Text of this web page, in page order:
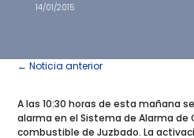
14/01/2015
←Noticia anterior
A las 10:30 horas de esta mañana
alarma en el Sistema de Alarma de
combustible de Juzbado. La